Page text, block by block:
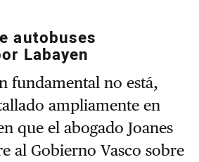
autobuses
Labayen
fundamental no está,
ampliamente en
que el abogado Joanes
al Gobierno Vasco sobre